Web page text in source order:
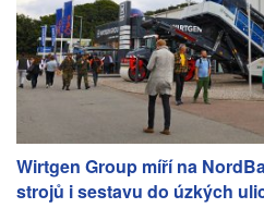
Wirtgen Group míří na
strojů i sestavu do úzkých